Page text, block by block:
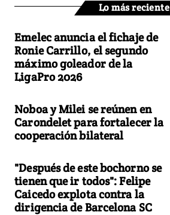
Lo más reciente
Emelec anuncia el fichaje de
Ronie Carrillo, el segundo
máximo goleador de la
LigaPro 2026
Noboa y Milei se reúnen en
Carondelet para fortalecer la
cooperación bilateral
"Después de este bochorno se
tienen que ir todos": Felipe
Caicedo explota contra la
dirigencia de Barcelona SC